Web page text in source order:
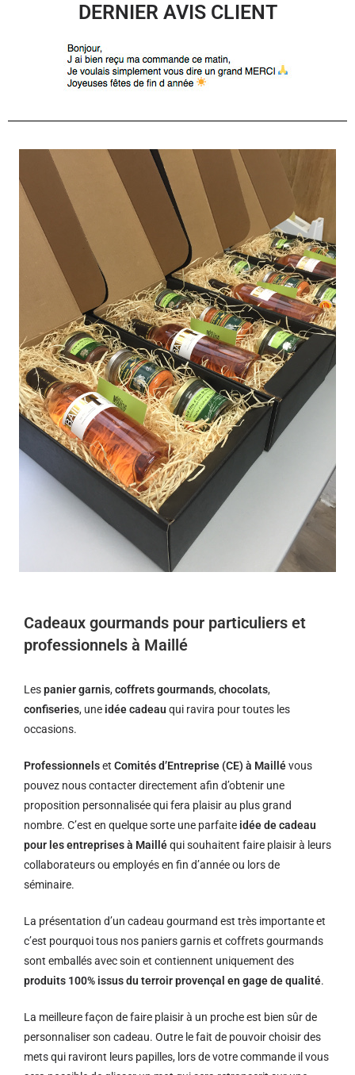
DERNIER AVIS CLIENT
Cadeaux gourmands pour particuliers et
professionnels à Maillé
Lespanier garnis,coffrets gourmands,chocolats,
confiseries, une idée cadeau qui ravira pour toutes les
occasions.
Professionnelset Comités d’Entreprise (CE) à Maillévous
pouvez nous contacter directement afin d’obtenir une
proposition personnalisée qui fera plaisir au plus grand
nombre. C’est en quelque sorte une parfaite idée de cadeau
pour les entreprises à Mailléqui souhaitent faire plaisir à leurs
collaborateurs ou employés en fin d’année ou lors de
séminaire.
La présentation d’un cadeau gourmand est très importante et
c’est pourquoi tous nos paniers garnis et coffrets gourmands
sont emballés avec soin et contiennent uniquement des
produits 100% issus du terroir provençal en gage de qualité.
La meilleure façon de faire plaisir à un proche est bien sûr de
personnaliser son cadeau. Outre le fait de pouvoir choisir des
mets qui raviront leurs papilles, lors de votre commande il vous